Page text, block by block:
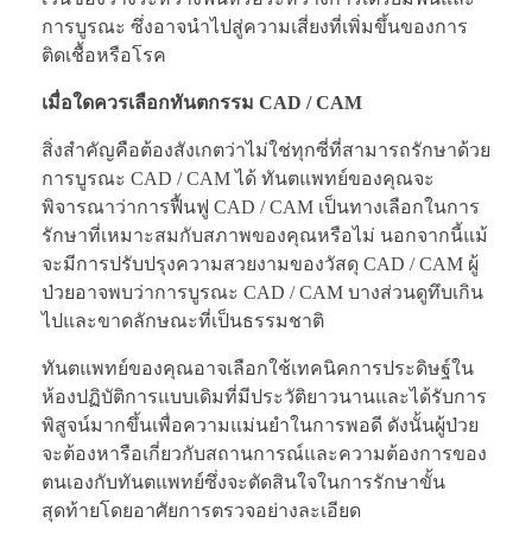
การบูรณะ ซึ่งอาจนำไปสู่ความเสี่ยงที่เพิ่มขึ้นของการ
ติดเชื้อหรือโรค
เมื่อใดควรเลือกทันตกรรม CAD / CAM
สิ่งสำคัญคือต้องสังเกตว่าไม่ใช่ทุกซี่ที่สามารถรักษาด้วย
การบูรณะ CAD / CAM ได้ ทันตแพทย์ของคุณจะ
พิจารณาว่าการฟื้นฟู CAD / CAM เป็นทางเลือกในการ
รักษาที่เหมาะสมกับสภาพของคุณหรือไม่ นอกจากนี้แม้
จะมีการปรับปรุงความสวยงามของวัสดุ CAD / CAM ผู้
ป่วยอาจพบว่าการบูรณะ CAD / CAM บางส่วนดูทึบเกิน
ไปและขาดลักษณะที่เป็นธรรมชาติ
ทันตแพทย์ของคุณอาจเลือกใช้เทคนิคการประดิษฐ์ใน
ห้องปฏิบัติการแบบเดิมที่มีประวัติยาวนานและได้รับการ
พิสูจน์มากขึ้นเพื่อความแม่นยำในการพอดี ดังนั้นผู้ป่วย
จะต้องหารือเกี่ยวกับสถานการณ์และความต้องการของ
ตนเองกับทันตแพทย์ซึ่งจะตัดสินใจในการรักษาขั้น
สุดท้ายโดยอาศัยการตรวจอย่างละเอียด